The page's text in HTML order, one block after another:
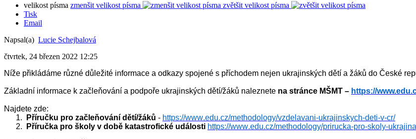
velikost písma zmenšit velikost písma
zvětšit velikost písma
Tisk
Email
Napsal(a) Lucie Schejbalová
čtvrtek, 24 březen 2022 12:25
Níže přikládáme různé důležité informace a odkazy spojené s příchodem nejen ukrajinských dětí a žáků do České
Základní informace k začleňování a podpoře ukrajinských dětí/žáků naleznete na stránce MŠMT – https://
Najdete zde:
1.
Příručku pro začleňování dětí/žáků - https://www.edu.cz/methodology/vzdelavani-ukrajinskych-deti-v-cr/
2.
Příručka pro školy v době katastrofické události https://www.edu.cz/methodology/prirucka-pro-skoly-